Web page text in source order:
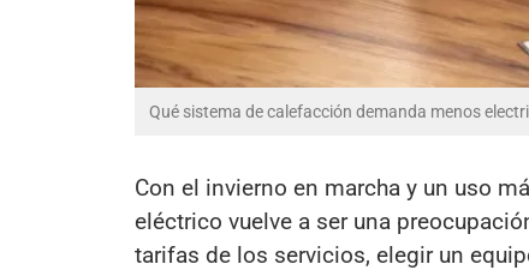
Qué sistema de calefacción demanda menos
Con el invierno en marcha y un uso
eléctrico vuelve a ser una
tarifas de los servicios, elegir un